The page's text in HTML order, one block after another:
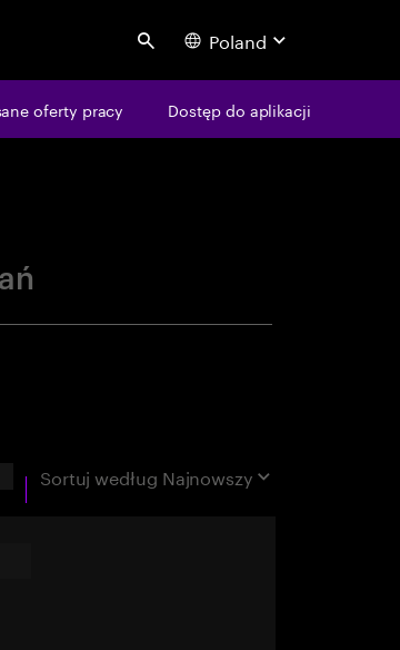
Search Poland
oferty pracy Dostęp do aplikacji
Sortuj według Najnowszy